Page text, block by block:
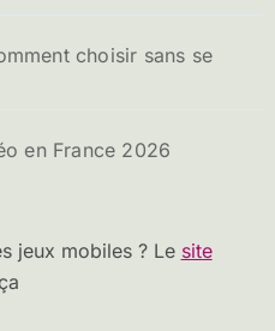
choisir sans se
en France 2026
jeux mobiles ? Le site